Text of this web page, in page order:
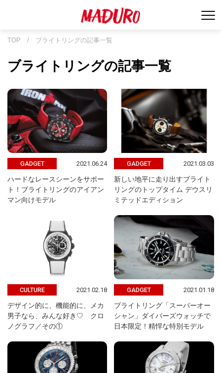
TOP / ブライトリングの記事一覧
ブライトリングの記事一覧
GADGET 2021.06.24
ハードなレースシーンをサポー
ト！ブライトリングのアイアン
マン向けモデル
GADGET 2021.03.03
新しい地平に走り出すブライト
リングのトップタイム デウスリ
ミテッドエディション
CULTURE 2021.02.18
デザイン的に、機能的に、メカ
男子なら、みんな好き♡ クロ
ノグラフ／その①
GADGET 2021.01.18
ブライトリング「スーパーオー
シャン」ダイバーズウォッチで
日本限定！精悍な特別モデル